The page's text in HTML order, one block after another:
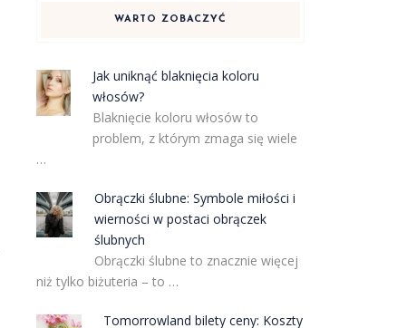
WARTO ZOBACZYĆ
Jak uniknąć blaknięcia koloru
włosów?
Blaknięcie koloru włosów to
problem, z którym zmaga się wiele
…
Obrączki ślubne: Symbole miłości i
wierności w postaci obrączek
ślubnych
Obrączki ślubne to znacznie więcej
niż tylko biżuteria – to …
Tomorrowland bilety ceny: Koszty